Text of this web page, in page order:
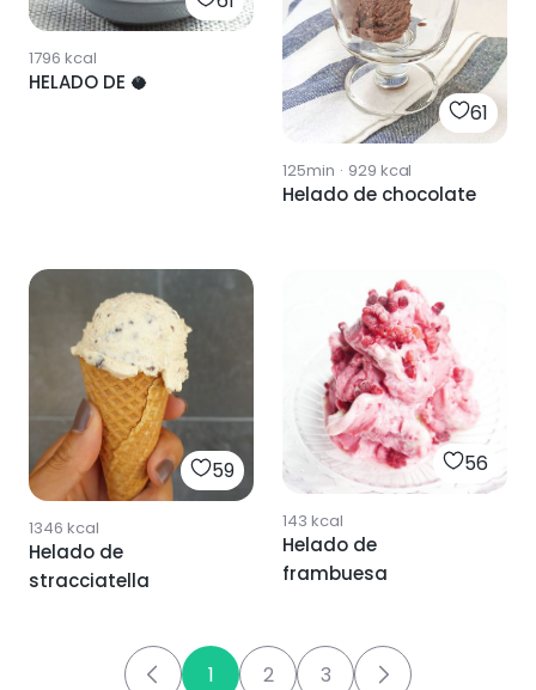
1796 kcal
HELADO DE 🥥
61
125min · 929 kcal
Helado de chocolate
59
1346 kcal
Helado de
stracciatella
56
143 kcal
Helado de
frambuesa
1 2 3